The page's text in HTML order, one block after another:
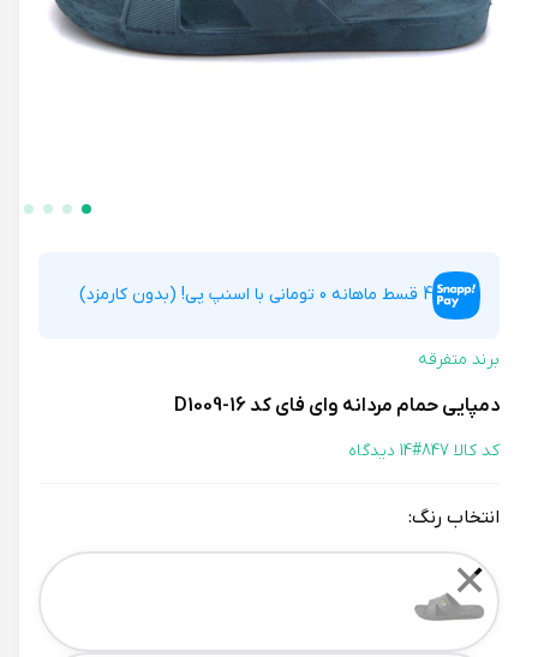
4 قسط ماهانه 0 تومانی با اسنپ پی! (بدون کارمزد)
برند متفرقه
دمپایی حمام مردانه وای فای کد D1009-16
کد کالا 847# 14 دیدگاه
انتخاب رنگ:
Color
✕